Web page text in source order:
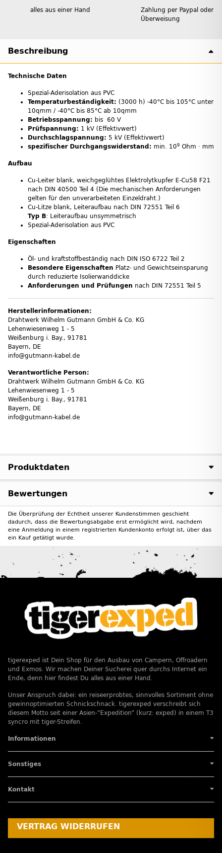
alles aus einer Hand
Zahlung per Paypal oder
Überweisung
Beschreibung
Technische Daten
Spezial-Aderisolation aus PVC
Temperaturbeständigkeit: (3000 h) -40°C bis 105°C unter
10qmm / -40°C bis 85°C ab 10qmm
Betriebsspannung: bis 60 V
Prüfspannung: 1 kV (Effektivwert)
Durchschlagspannung: 5 kV (Effektivwert)
spezifischer Durchgangswiderstand: min. 109 Ohm · mm
Aufbau
Cu-Leiter blank, weichgeglühtes Elektrolytkupfer E-Cu58 F21
nach DIN 40500 Teil 4 (Die mechanischen Anforderungen
gelten für den unverarbeiteten Einzeldraht.)
Cu-Litze blank, Leiteraufbau nach DIN 72551 Teil 6
Typ B: Leiteraufbau unsymmetrisch
Spezial-Aderisolation aus PVC
Eigenschaften
Öl- und kraftstoffbeständig nach DIN ISO 6722 Teil 2
Besondere Eigenschaften Platz- und Gewichtseinsparung
durch reduzierte Isolierwanddicke
Anforderungen und Prüfungen nach DIN 72551 Teil 5
Herstellerinformationen:
Drahtwerk Wilhelm Gutmann GmbH & Co. KG
Lehenwiesenweg 1 - 5
Weißenburg i. Bay., 91781
Bayern, DE
info@gutmann-kabel.de
Verantwortliche Person:
Drahtwerk Wilhelm Gutmann GmbH & Co. KG
Lehenwiesenweg 1 - 5
Weißenburg i. Bay., 91781
Bayern, DE
info@gutmann-kabel.de
Produktdaten
Bewertungen
Die Überprüfung der Echtheit unserer Kundenstimmen geschieht
dadurch, dass die Bewertungsabgabe erst ermöglicht wird, nachdem
eine Anmeldung in einem registrierten Kundenkonto erfolgt ist, über das
ein Kauf getätigt wurde.
tigerexped ist Dein Shop für den Ausbau von Campern, Offroadern
und Exmos. Wir machen Deiner Sucherei quer durchs Internet ein
Ende, denn hier findest Du alles aus einer Hand.
Unser Anspruch dabei: ein reiseerprobtes, sinnvolles Sortiment ohne
gewinnoptimierten Schnickschnack. tigerexped verschreibt sich
diesem Motto seit einer Asien-”Expedition” (kurz: exped) in einem T3
syncro mit tiger-Streifen.
Informationen
Sonstiges
Kontakt
VERTRAG WIDERRUFEN